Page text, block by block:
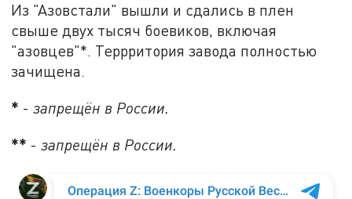
Из "Азовстали" вышли и сдались в плен
свыше двух тысяч боевиков, включая
"азовцев"*. Террритория завода полностью
зачищена.
* -запрещён в России.
** -запрещён в России.